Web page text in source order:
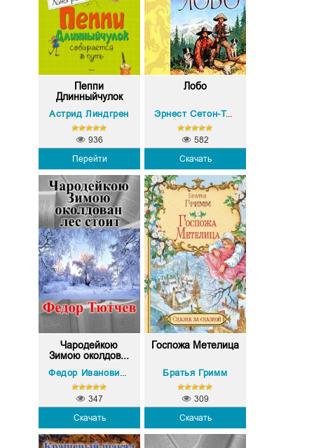
Пеппи
Длинныйчулок
Астрид Линдгрен
Перейти
936
Лобо
Эрнест Сетон-Томпсон
Скачать
582
Чародейкою
Зимою околдов...
Скачать
347
Госпожа Метелица
Братья Гримм
Скачать
309